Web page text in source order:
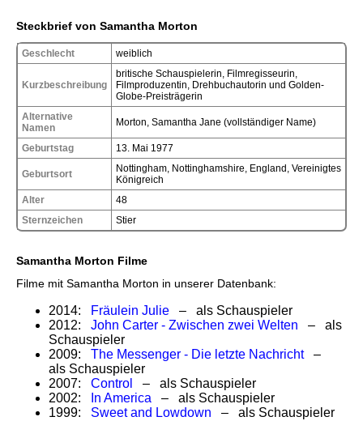
Steckbrief von Samantha Morton
Geschlecht weiblich
Kurzbeschreibung
britische Schauspielerin, Filmregisseurin,
Filmproduzentin, Drehbuchautorin und Golden-
Globe-Preisträgerin
Alternative
Namen
Morton, Samantha Jane (vollständiger Name)
Geburtstag 13. Mai 1977
Geburtsort
Nottingham, Nottinghamshire, England, Vereinigtes
Königreich
Alter
48
Sternzeichen
Stier
Samantha Morton Filme
Filme mit Samantha Morton in unserer Datenbank:
2014: Fräulein Julie – als Schauspieler
2012: John Carter - Zwischen zwei Welten – als
Schauspieler
2009: The Messenger - Die letzte Nachricht–
als Schauspieler
2007: Control
– als Schauspieler
2002:
In America – als Schauspieler
1999: Sweet and Lowdown – als Schauspieler